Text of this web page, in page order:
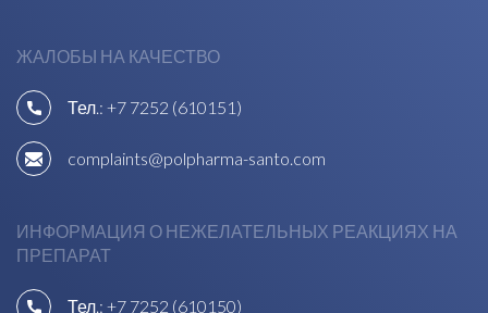
ЖАЛОБЫ НА КАЧЕСТВО
Тел.: +7 7252 (610151)
complaints@polpharma-santo.com
ИНФОРМАЦИЯ О НЕЖЕЛАТЕЛЬНЫХ РЕАКЦИЯХ НА
ПРЕПАРАТ
Тел.: +7 7252 (610150)